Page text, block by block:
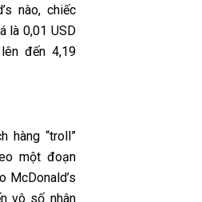
nào, chiếc
là 0,01 USD
đến 4,19
hàng “troll”
một đoạn
McDonald’s
vô số nhân